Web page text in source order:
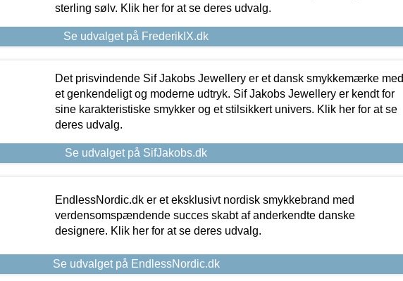
sterling sølv. Klik her for at se deres udvalg.
Se udvalget på FrederikIX.dk
Det prisvindende Sif Jakobs Jewellery er et dansk smykkemærke med
et genkendeligt og moderne udtryk. Sif Jakobs Jewellery er kendt for
sine karakteristiske smykker og et stilsikkert univers. Klik her for at se
deres udvalg.
Se udvalget på SifJakobs.dk
EndlessNordic.dk er et eksklusivt nordisk smykkebrand med
verdensomspændende succes skabt af anderkendte danske
designere. Klik her for at se deres udvalg.
Se udvalget på EndlessNordic.dk